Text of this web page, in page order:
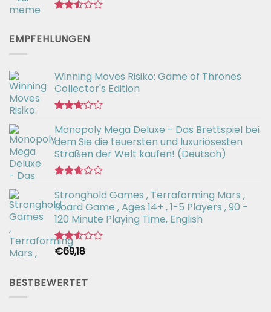
2.49
EMPFEHLUNGEN
Winning Moves Risiko: Game of Thrones
Collector's Edition
mit
2.66
von 5
Monopoly Mega Deluxe - Das Brettspiel bei
dem Sie die teuersten und luxuriösesten
Straßen der Welt kaufen! (Deutsch)
mit
2.64
von 5
Stronghold Games , Terraforming Mars ,
Board Game , Ages 14+ , 1-5 Players , 90 -
120 Minute Playing Time, English
Bewertet
von 5
€69,18
BESTBEWERTET